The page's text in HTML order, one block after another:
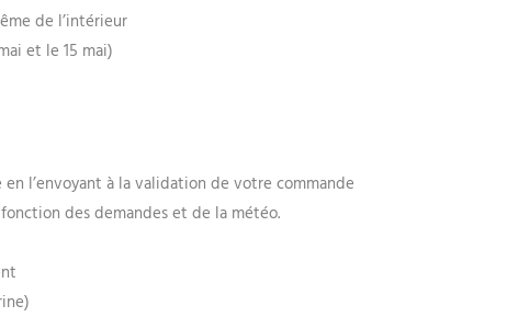
de l’intérieur
et le 15 mai)
l’envoyant à la validation de votre commande
des demandes et de la météo.